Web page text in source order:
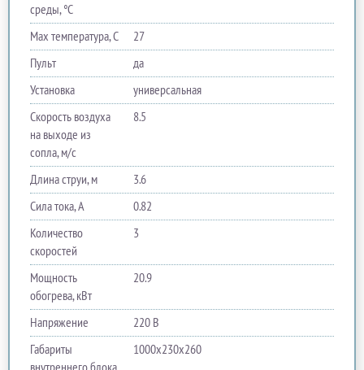
среды, °C
Max температура, C
27
Пульт
да
Установка
универсальная
Скорость воздуха
на выходе из
сопла, м/с
8.5
Длина струи, м
3.6
Сила тока, A
0.82
Количество
скоростей
3
Мощность
обогрева, кВт
20.9
Напряжение
220 В
Габариты
1000х230х260